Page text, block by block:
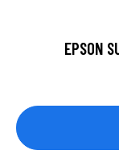
EPSON